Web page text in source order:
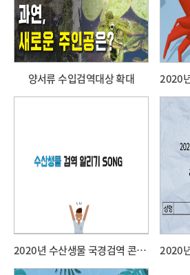
양서류 수입검역대상 확대
2020년 수산생물 국경검역 콘텐츠 공모전